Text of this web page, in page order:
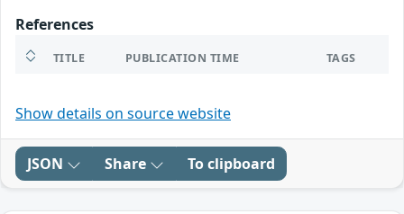
References
TITLE PUBLICATION TIME TAGS
Show details on source website
JSON Share To clipboard